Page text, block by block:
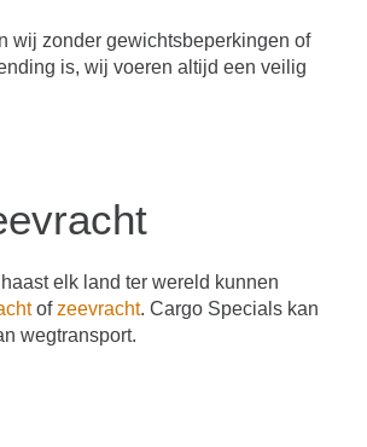
wij zonder gewichtsbeperkingen of
is, wij voeren altijd een veilig
elk land ter wereld kunnen
ofzeevracht. Cargo Specials kan
wegtransport.